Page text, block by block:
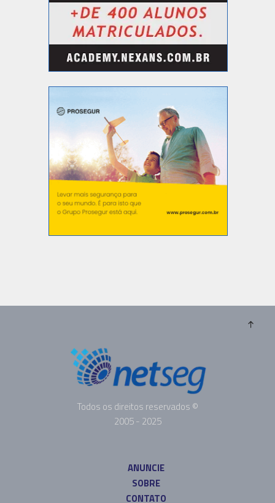
Todos os direitos reservados ©
2005 - 2025
ANUNCIE
SOBRE
CONTATO